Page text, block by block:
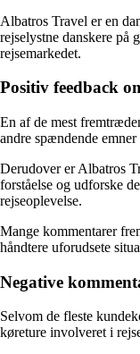
Albatros Travel er en
rejselystne danskere på
rejsemarkedet.
Positiv feedback
En af de mest
andre spændende
Derudover er Albatros
forståelse og udforske
rejseoplevelse.
Mange kommentarer
håndtere uforudsete
Negative
Selvom de fleste
køreture involveret i